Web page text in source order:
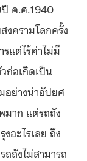
ปี ค.ศ.1940
ครามโลกครั้ง
แต่ไร้ค่าไม่มี
ก่อเกิดเป็น
อย่างน่าอัปยศ
มาก แต่รถถัง
อะไรเลย ถึง
ถังไม่สามารถ